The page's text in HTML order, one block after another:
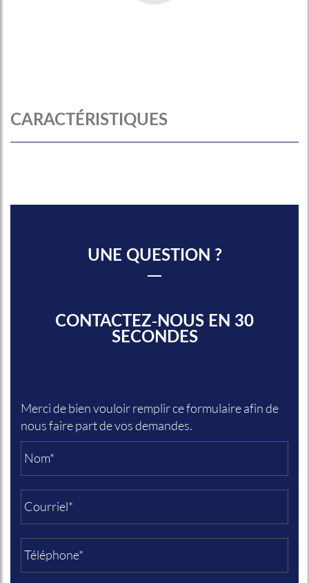
CARACTÉRISTIQUES
UNE QUESTION ?
CONTACTEZ-NOUS EN 30
SECONDES
Merci de bien vouloir remplir ce formulaire afin de
nous faire part de vos demandes.